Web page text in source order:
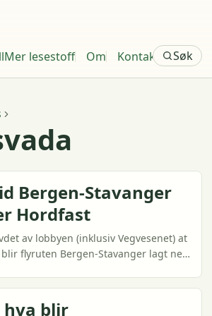
Mer lesestoff Om Kontakt Søk
Bergen-Stavanger
Hordfast
av lobbyen (inklusiv Vegvesenet) at
flyruten Bergen-Stavanger lagt ned,
med fly, nemlig to timer. Dette må
realistiske estimat på total reisetid,
hva blir